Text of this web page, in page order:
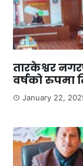
तारकेश्वर
वर्षको रुपमा
January 22,